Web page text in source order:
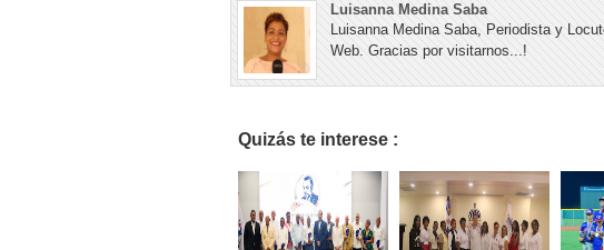
Luisanna Medina Saba
Luisanna Medina Saba, Periodista y
Web. Gracias por visitarnos...!
Quizás te interese :